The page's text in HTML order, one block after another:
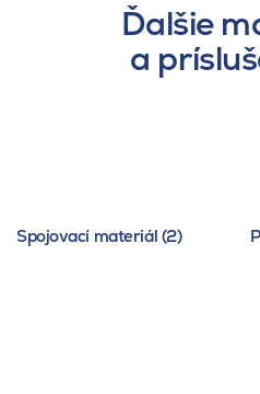
Ďalšie
a
Spojovací materiál (2)